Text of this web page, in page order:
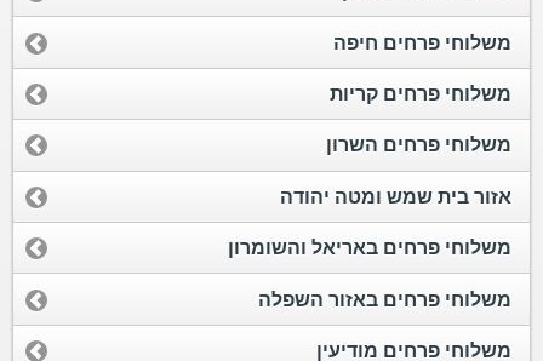
משלוחי פרחים חיפה
משלוחי פרחים קריות
משלוחי פרחים השרון
אזור בית שמש ומטה יהודה
משלוחי פרחים באריאל והשומרון
משלוחי פרחים באזור השפלה
משלוחי פרחים מודיעין